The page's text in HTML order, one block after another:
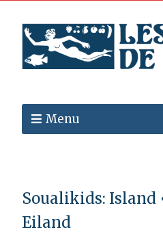
Menu
Soualikids: Island
Eiland